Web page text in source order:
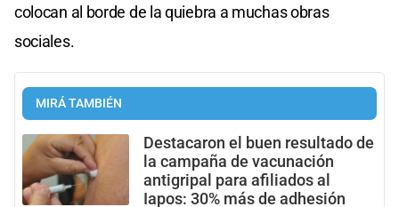
colocan al borde de la quiebra a muchas obras
sociales.
MIRÁ TAMBIÉN
Destacaron el buen resultado de
la campaña de vacunación
antigripal para afiliados al
Iapos: 30% más de adhesión